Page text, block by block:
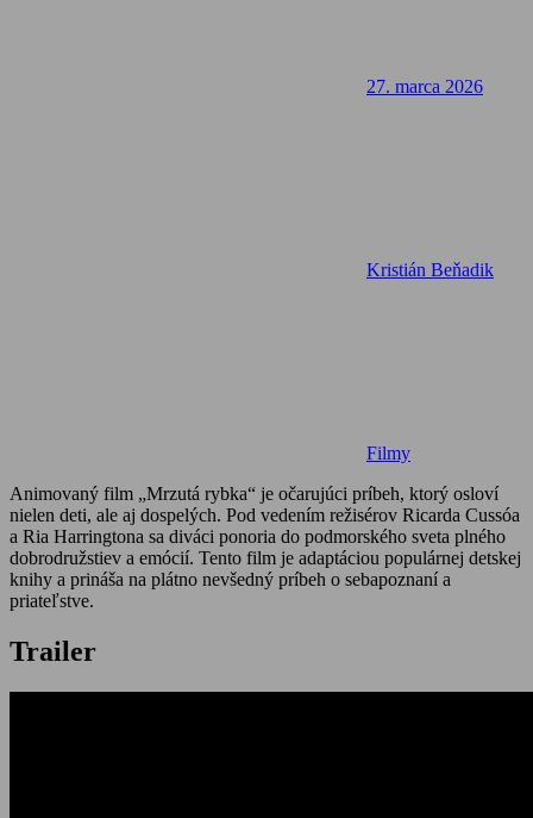
27. marca 2026
Kristián Beňadik
Filmy
Animovaný film „Mrzutá rybka“ je očarujúci príbeh, ktorý osloví
nielen deti, ale aj dospelých. Pod vedením režisérov Ricarda Cussóa
a Ria Harringtona sa diváci ponoria do podmorského sveta plného
dobrodružstiev a emócií. Tento film je adaptáciou populárnej detskej
knihy a prináša na plátno nevšedný príbeh o sebapoznaní a
priateľstve.
Trailer